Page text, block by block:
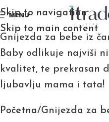
Skip to navigation
Skip to main content
MENU
Gnijezda za bebe iz
Baby odlikuje najviši
kvalitet, te prekrasan
ljubavlju mama i tata!
Početna Gnijezda za